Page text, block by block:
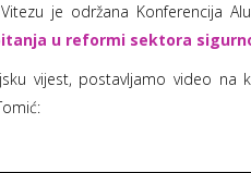
je održana Konferencija
u reformi sektora
vijest, postavljamo video na